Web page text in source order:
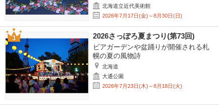
北海道立近代美術館
2026年7月17日(金)～8月30日(日)
2026さっぽろ夏まつり(第73回)
ビアガーデンや盆踊りが開催される札
幌の夏の風物詩
北海道
大通公園
2026年7月23日(木)～8月18日(火)